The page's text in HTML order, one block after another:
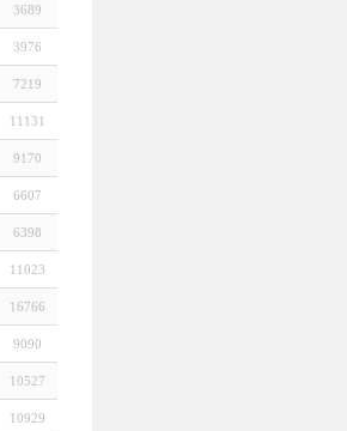
3689
3976
7219
11131
9170
6607
6398
11023
16766
9090
10527
10929